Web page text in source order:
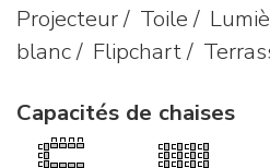
Projecteur / Toile /
blanc / Flipchart /
Capacités de chaises